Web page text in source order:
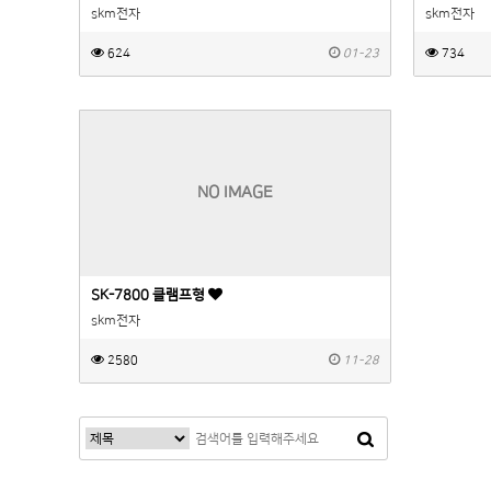
skm전자
624 01-23
skm전자
734
NO IMAGE
SK-7800 클램프형
skm전자
2580 11-28